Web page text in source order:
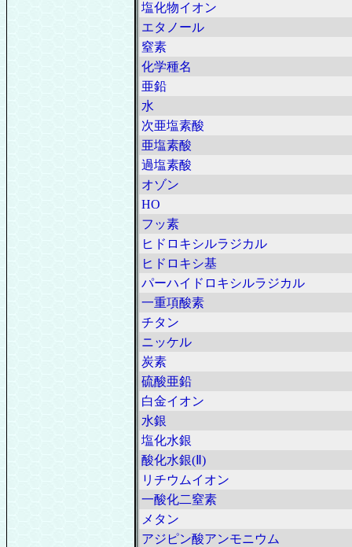
塩化物イオン
エタノール
窒素
化学種名
亜鉛
水
次亜塩素酸
亜塩素酸
過塩素酸
オゾン
HO
フッ素
ヒドロキシルラジカル
ヒドロキシ基
パーハイドロキシルラジカル
一重項酸素
チタン
ニッケル
炭素
硫酸亜鉛
白金イオン
水銀
塩化水銀
酸化水銀(Ⅱ)
リチウムイオン
一酸化二窒素
メタン
アジピン酸アンモニウム